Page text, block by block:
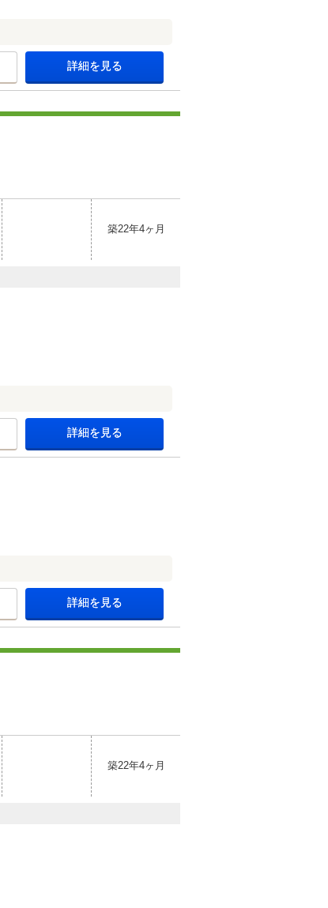
詳細を見る
築22年4ヶ月
詳細を見る
詳細を見る
築22年4ヶ月